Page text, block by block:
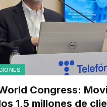
Congress:
1,5 millones de